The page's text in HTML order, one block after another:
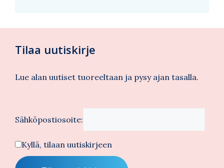
Tilaa uutiskirje
Lue alan uutiset tuoreeltaan ja pysy ajan tasalla.
Sähköpostiosoite:
Kyllä, tilaan uutiskirjeen